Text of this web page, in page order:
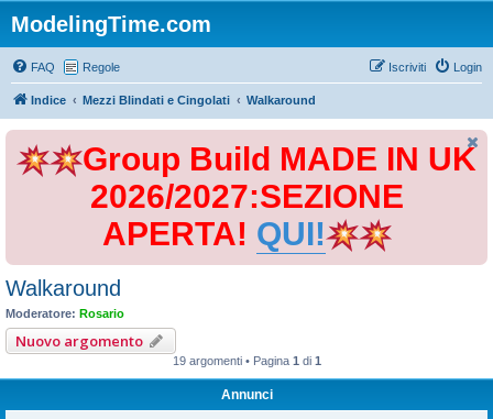
ModelingTime.com
FAQ Regole Login
Iscriviti
Indice Mezzi Blindati e Cingolati Walkaround
Group Build MADE IN UK
2026/2027:SEZIONE
APERTA! QUI!
Walkaround
Moderatore: Rosario
Nuovo argomento
19 argomenti • Pagina 1 di 1
Annunci